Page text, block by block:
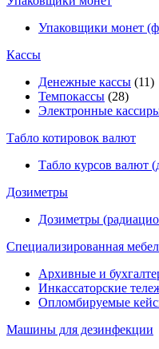
Упаковщики монет
Кассы
Денежные кассы (11)
Темпокассы (28)
Электронные
Табло котировок валют
Табло курсов валют
Дозиметры
Дозиметры
Специализированная
Архивные и
Инкассаторские
Опломбируемые
Машины для дезинфекции